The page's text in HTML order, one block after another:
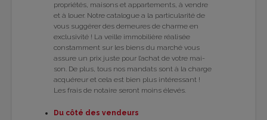
pro­prié­tés, mai­sons et appar­te­ments, à vendre
et à louer. Notre cata­logue a la par­ti­cu­la­rité de
vous sug­gé­rer des demeures de charme en
exclu­si­vité ! La veille immo­bi­lière réa­li­sée
constam­ment sur les biens du mar­ché vous
assure un prix juste pour l’achat de votre mai­
son. De plus, tous nos man­dats sont à la charge
acqué­reur et cela est bien plus inté­res­sant !
Les frais de notaire seront moins éle­vés.
Du côté des ven­deurs